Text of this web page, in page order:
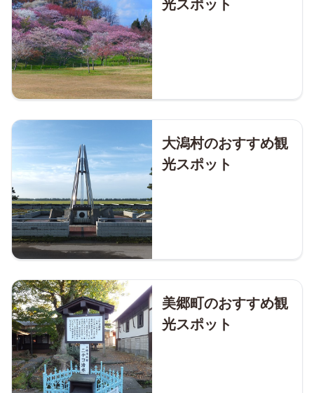
光スポット
大潟村のおすすめ観
光スポット
美郷町のおすすめ観
光スポット